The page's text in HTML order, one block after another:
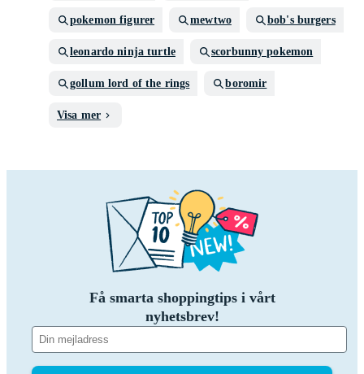
pokemon figurer mewtwo bob's burgers
leonardo ninja turtle scorbunny pokemon
gollum lord of the rings boromir
Visa mer
Få smarta shoppingtips i vårt
nyhetsbrev!